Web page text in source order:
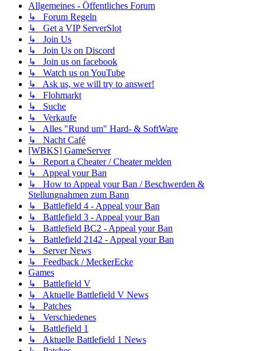
Allgemeines - Öffentliches Forum
↳ Forum Regeln
↳ Get a VIP ServerSlot
↳ Join Us
↳ Join Us on Discord
↳ Join us on facebook
↳ Watch us on YouTube
↳ Ask us, we will try to answer!
↳ Flohmarkt
↳ Suche
↳ Verkaufe
↳ Alles "Rund um" Hard- & SoftWare
↳ Nacht Café
[WBKS] GameServer
↳ Report a Cheater / Cheater melden
↳ Appeal your Ban
↳ How to Appeal your Ban / Beschwerden &
Stellungnahmen zum Bann
↳ Battlefield 4 - Appeal your Ban
↳ Battlefield 3 - Appeal your Ban
↳ Battlefield BC2 - Appeal your Ban
↳ Battlefield 2142 - Appeal your Ban
↳ Server News
↳ Feedback / MeckerEcke
Games
↳ Battlefield V
↳ Aktuelle Battlefield V News
↳ Patches
↳ Verschiedenes
↳ Battlefield 1
↳ Aktuelle Battlefield 1 News